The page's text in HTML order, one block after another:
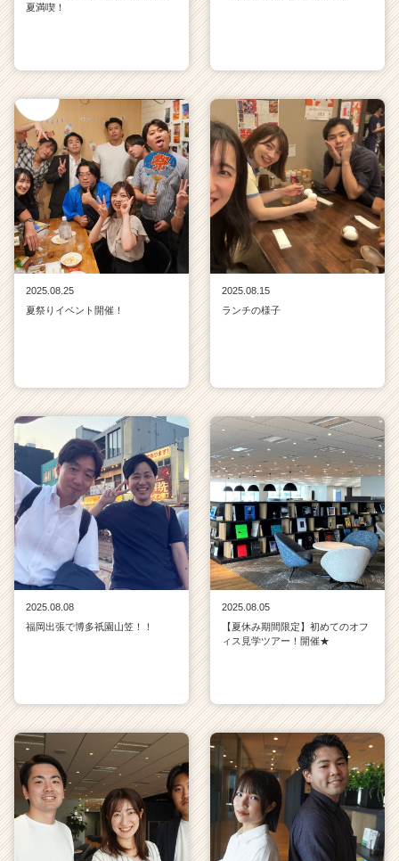
夏満喫！
2025.08.25
夏祭りイベント開催！
2025.08.15
ランチの様子
2025.08.08
福岡出張で博多祇園山笠！！
2025.08.05
【夏休み期間限定】初めてのオフ
ィス見学ツアー！開催★